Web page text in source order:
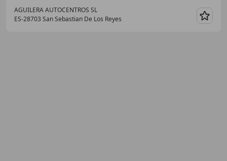
AGUILERA AUTOCENTROS SL
ES-28703 San Sebastian De Los Reyes